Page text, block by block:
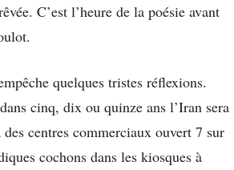
C’est l’heure de la poésie avant
quelques tristes réflexions.
cinq, dix ou quinze ans l’Iran sera
centres commerciaux ouvert 7 sur
cochons dans les kiosques à